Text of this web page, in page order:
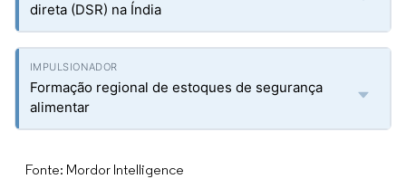
direta (DSR) na Índia
Formação regional de estoques de segurança
alimentar
Fonte: Mordor Intelligence